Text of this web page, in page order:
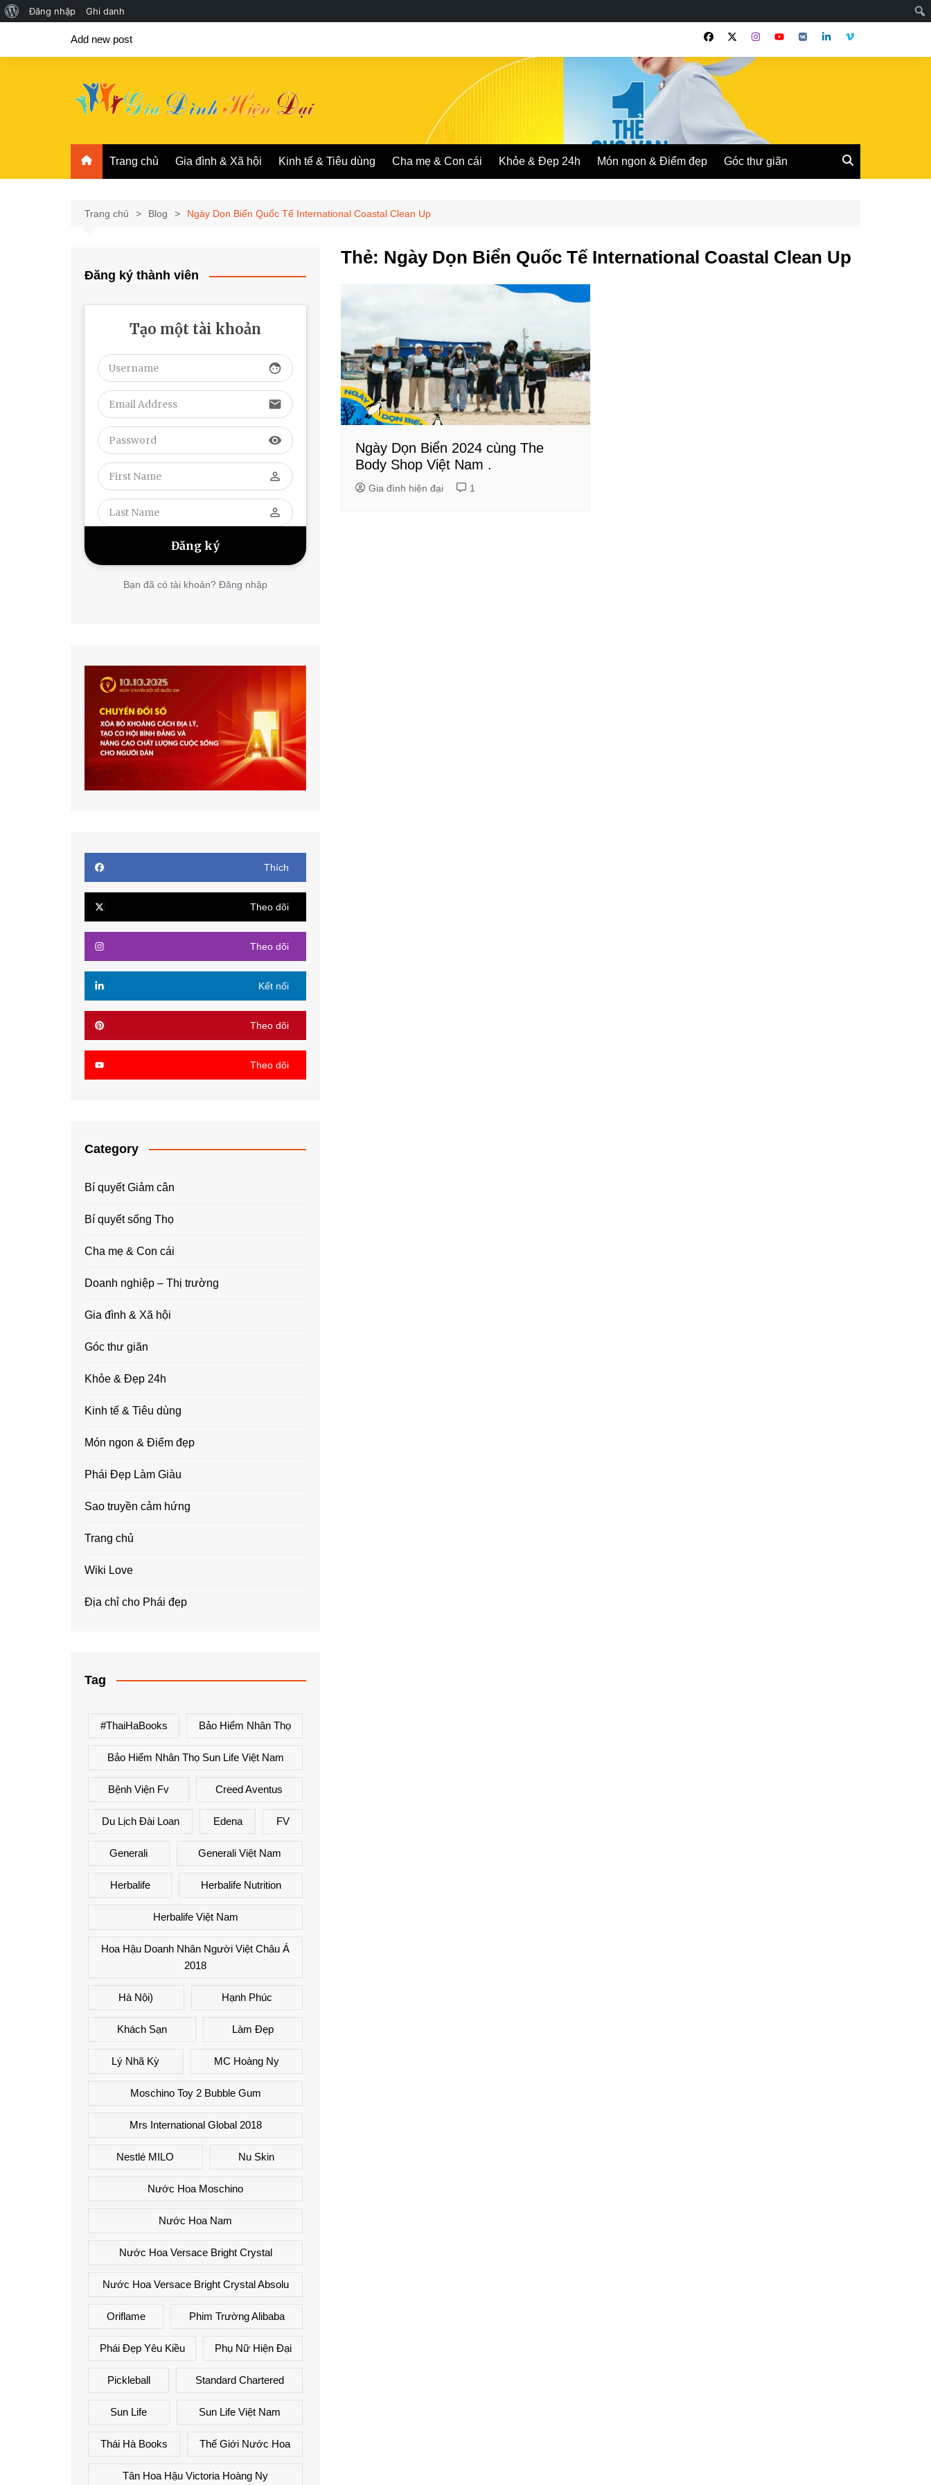
Giới
về
Đăng nhập Ghi danh
Add new post
Trang chủ Gia đình & Xã hội Kinh tế & Tiêu dùng Cha mẹ & Con cái Khỏe & Đẹp 24h Món ngon & Điểm đẹp Góc thư giãn
Trang chủ Blog Ngày Dọn Biển Quốc Tế International Coastal Clean Up
Thẻ: Ngày Dọn Biển Quốc Tế International Coastal Clean Up
Ngày Dọn Biển 2024 cùng The
Body Shop Việt Nam .
Gia đình hiện đại 1
Đăng ký thành viên
Tạo một tài khoản
face
email
visibility
perm_identity
perm_identity
Bạn đã có tài khoản? Đăng nhập
Thích
Theo dõi
Theo dõi
Kết nối
Theo dõi
Theo dõi
Category
Bí quyết Giảm cân
Bí quyết sống Thọ
Cha mẹ & Con cái
Doanh nghiệp – Thị trường
Gia đình & Xã hội
Góc thư giãn
Khỏe & Đẹp 24h
Kinh tế & Tiêu dùng
Món ngon & Điểm đẹp
Phái Đẹp Làm Giàu
Sao truyền cảm hứng
Trang chủ
Wiki Love
Địa chỉ cho Phái đẹp
Tag
#ThaiHaBooks Bảo Hiểm Nhân Thọ
Bảo Hiểm Nhân Thọ Sun Life Việt Nam
Bệnh Viện Fv Creed Aventus
Du Lịch Đài Loan Edena FV
Generali Generali Việt Nam
Herbalife Herbalife Nutrition
Herbalife Việt Nam
Hoa Hậu Doanh Nhân Người Việt Châu Á
2018
Hà Nội) Hạnh Phúc
Khách Sạn Làm Đẹp
Lý Nhã Kỳ MC Hoàng Ny
Moschino Toy 2 Bubble Gum
Mrs International Global 2018
Nestlé MILO Nu Skin
Nước Hoa Moschino
Nước Hoa Nam
Nước Hoa Versace Bright Crystal
Nước Hoa Versace Bright Crystal Absolu
Oriflame Phim Trường Alibaba
Phái Đẹp Yêu Kiều Phụ Nữ Hiện Đại
Pickleball Standard Chartered
Sun Life Sun Life Việt Nam
Thái Hà Books Thế Giới Nước Hoa
Tân Hoa Hậu Victoria Hoàng Ny